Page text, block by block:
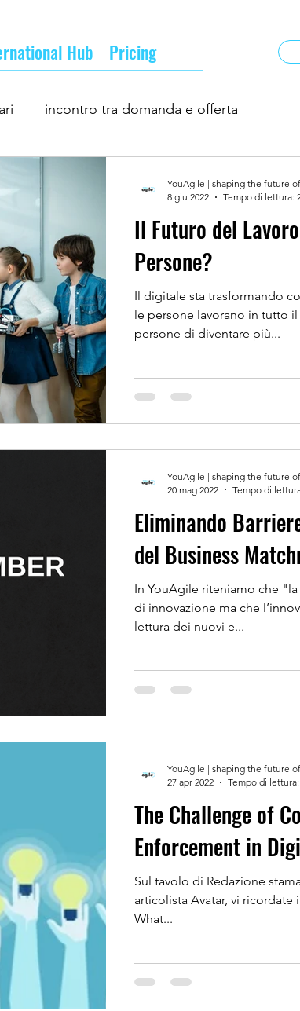
Hub Pricing
incontro tra domanda e offerta
professionisti ed imprese
Il Futuro del
Persone?
Il digitale sta trasformando
le persone lavorano in tutto
persone di diventare più...
YouAgile | shaping the future
8 giu 2022
Tempo di lettura:
Eliminando
del Business
In YouAgile riteniamo che
di innovazione ma che
lettura dei nuovi e...
YouAgile | shaping the future
20 mag 2022
Tempo di
The Challenge of
Enforcement in
Sul tavolo di Redazione
articolista Avatar, vi
What...
YouAgile | shaping the future
27 apr 2022
Tempo di